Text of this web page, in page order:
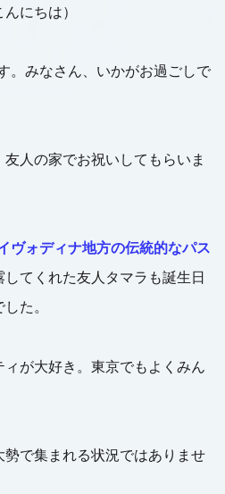
にちは）
。みなさん、いかがお過ごしで
人の家でお祝いしてもらいま
ヴォディナ地方の伝統的なパス
してくれた友人タマラも誕生日
た。
が大好き。東京でもよくみん
で集まれる状況ではありませ